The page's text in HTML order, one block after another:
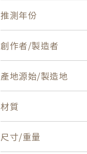
推測年份
創作者/製造者
產地源始/製造地
材質
尺寸/重量